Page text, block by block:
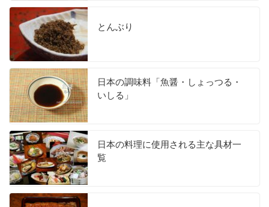
とんぶり
日本の調味料「魚醤・しょっつる・
いしる」
日本の料理に使用される主な具材一
覧